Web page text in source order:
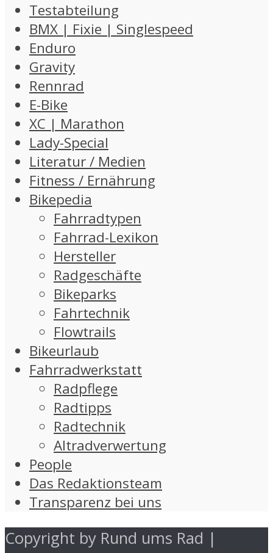
Testabteilung
BMX | Fixie | Singlespeed
Enduro
Gravity
Rennrad
E-Bike
XC | Marathon
Lady-Special
Literatur / Medien
Fitness / Ernährung
Bikepedia
Fahrradtypen
Fahrrad-Lexikon
Hersteller
Radgeschäfte
Bikeparks
Fahrtechnik
Flowtrails
Bikeurlaub
Fahrradwerkstatt
Radpflege
Radtipps
Radtechnik
Altradverwertung
People
Das Redaktionsteam
Transparenz bei uns
Copyright by Rund ums Rad |